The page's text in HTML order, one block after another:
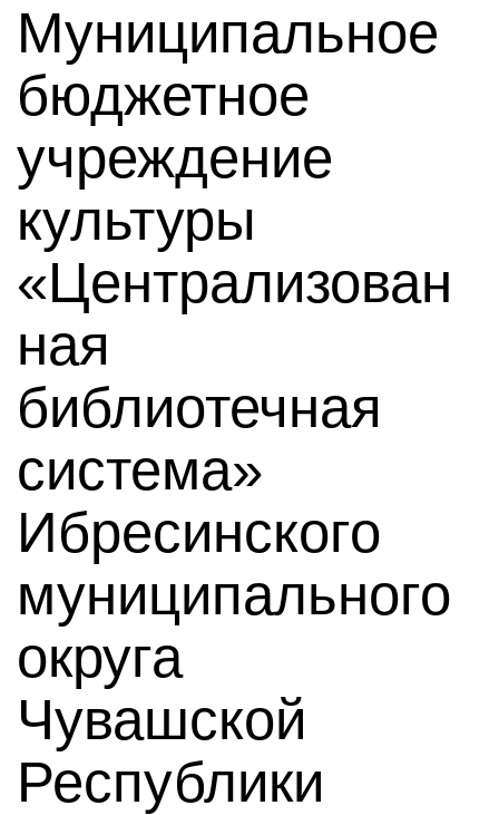
Муниципальное
бюджетное
учреждение
культуры
«Централизован
ная
библиотечная
система»
Ибресинского
муниципального
округа
Чувашской
Республики